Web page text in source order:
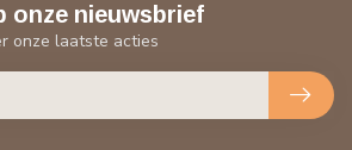
onze nieuwsbrief
onze laatste acties